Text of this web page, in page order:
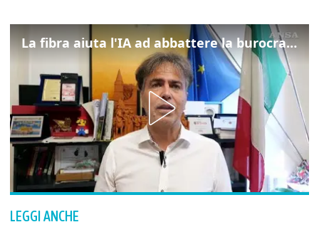
La fibra aiuta l'IA ad abbattere la burocrazia, progetto pilota in Veneto
LEGGI ANCHE